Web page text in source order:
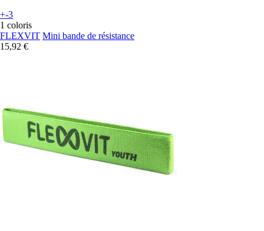
+-3
1 coloris
FLEXVIT Mini bande de résistance
15,92 €